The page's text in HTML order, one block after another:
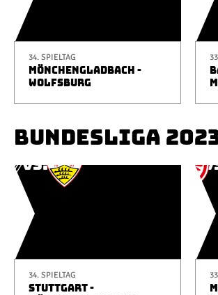
34. SPIELTAG
MÖNCHENGLADBACH -
WOLFSBURG
BUNDESLIGA
34. SPIELTAG
STUTTGART -